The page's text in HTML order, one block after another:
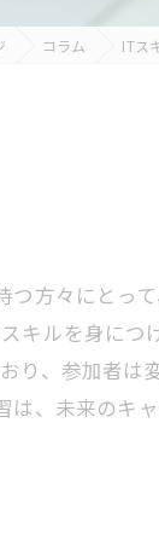
コラム ITス
方々にとっ
キルを身につ
り、参加者は
は、未来のキ